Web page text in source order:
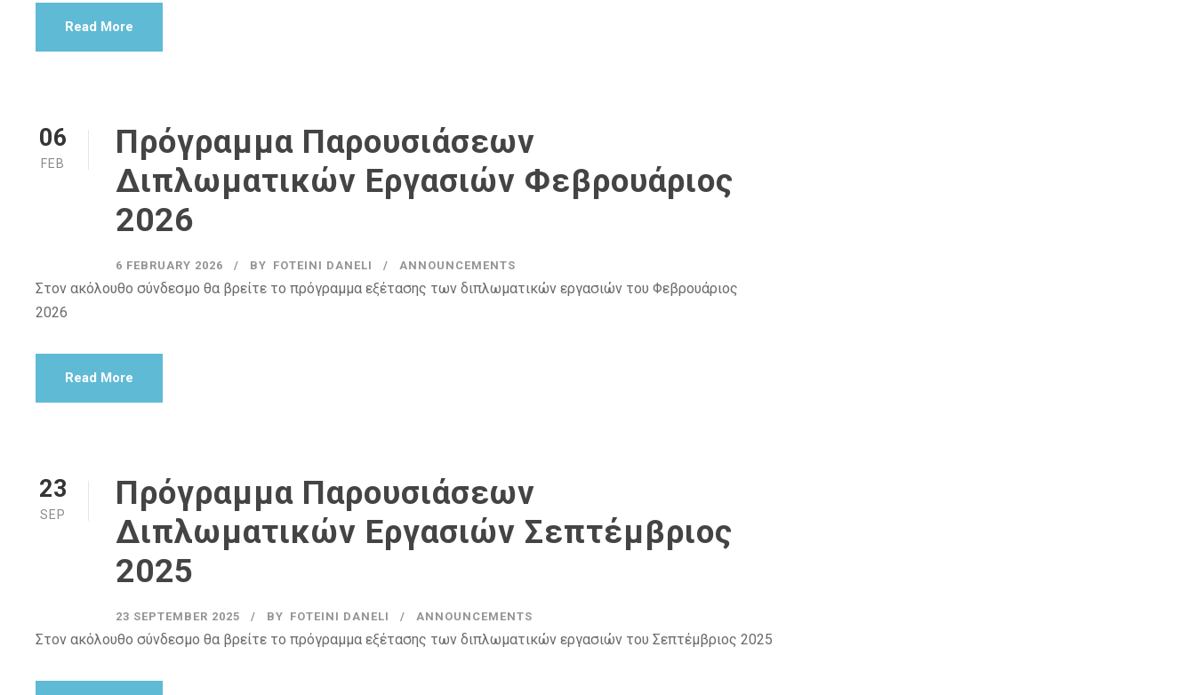
Read More
06
FEB
Πρόγραμμα Παρουσιάσεων
Διπλωματικών Εργασιών Φεβρουάριος
2026
6 FEBRUARY 2026 BY FOTEINI DANELI ANNOUNCEMENTS
Στον ακόλουθο σύνδεσμο θα βρείτε το πρόγραμμα εξέτασης των διπλωματικών εργασιών του Φεβρουάριος
2026
Read More
23
SEP
Πρόγραμμα Παρουσιάσεων
Διπλωματικών Εργασιών Σεπτέμβριος
2025
23 SEPTEMBER 2025 BY FOTEINI DANELI ANNOUNCEMENTS
Στον ακόλουθο σύνδεσμο θα βρείτε το πρόγραμμα εξέτασης των διπλωματικών εργασιών του Σεπτέμβριος 2025